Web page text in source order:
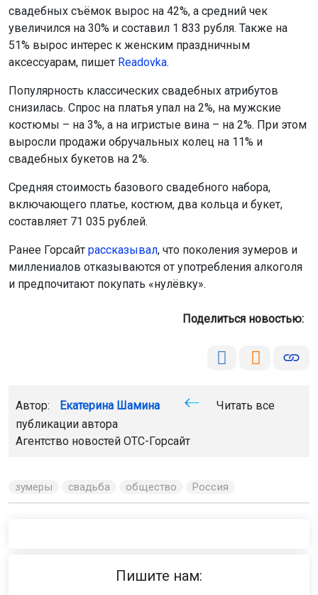
свадебных съёмок вырос на 42%, а средний чек
увеличился на 30% и составил 1 833 рубля. Также на
51% вырос интерес к женским праздничным
аксессуарам, пишет Readovka.
Популярность классических свадебных атрибутов
снизилась. Спрос на платья упал на 2%, на мужские
костюмы – на 3%, а на игристые вина – на 2%. При этом
выросли продажи обручальных колец на 11% и
свадебных букетов на 2%.
Средняя стоимость базового свадебного набора,
включающего платье, костюм, два кольца и букет,
составляет 71 035 рублей.
Ранее Горсайт рассказывал, что поколения зумеров и
миллениалов отказываются от употребления алкоголя
и предпочитают покупать «нулёвку».
Поделиться новостью:
Автор: Екатерина Шамина
Читать все
публикации автора
Агентство новостей ОТС-Горсайт
зумеры свадьба общество Россия
Пишите нам: